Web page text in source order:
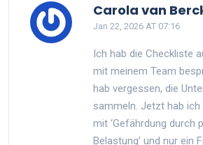
Carola van
Jan 22, 2026 AT 07:16
Ich hab die Checkliste
mit meinem Team
hab vergessen, die
sammeln. Jetzt hab ich
mit ‘Gefährdung durch
Belastung’ und nur ein